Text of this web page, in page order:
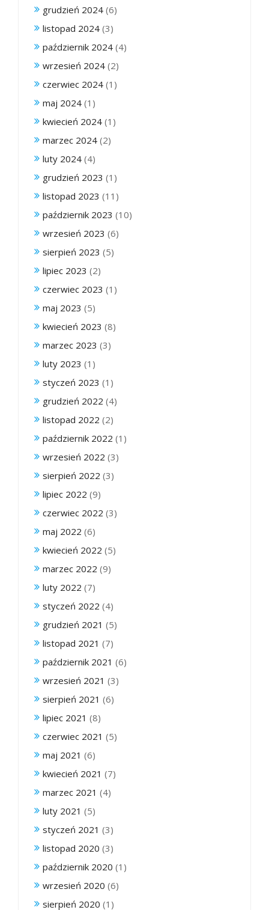
grudzień 2024 (6)
listopad 2024 (3)
październik 2024 (4)
wrzesień 2024 (2)
czerwiec 2024 (1)
maj 2024 (1)
kwiecień 2024 (1)
marzec 2024 (2)
luty 2024 (4)
grudzień 2023 (1)
listopad 2023 (11)
październik 2023 (10)
wrzesień 2023 (6)
sierpień 2023 (5)
lipiec 2023 (2)
czerwiec 2023 (1)
maj 2023 (5)
kwiecień 2023 (8)
marzec 2023 (3)
luty 2023 (1)
styczeń 2023 (1)
grudzień 2022 (4)
listopad 2022 (2)
październik 2022 (1)
wrzesień 2022 (3)
sierpień 2022 (3)
lipiec 2022 (9)
czerwiec 2022 (3)
maj 2022 (6)
kwiecień 2022 (5)
marzec 2022 (9)
luty 2022 (7)
styczeń 2022 (4)
grudzień 2021 (5)
listopad 2021 (7)
październik 2021 (6)
wrzesień 2021 (3)
sierpień 2021 (6)
lipiec 2021 (8)
czerwiec 2021 (5)
maj 2021 (6)
kwiecień 2021 (7)
marzec 2021 (4)
luty 2021 (5)
styczeń 2021 (3)
listopad 2020 (3)
październik 2020 (1)
wrzesień 2020 (6)
sierpień 2020 (1)